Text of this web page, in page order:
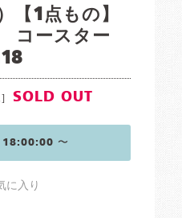
【1点もの】
コースター
SOLD OUT
〜
に入り